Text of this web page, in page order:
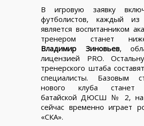
В игровую заявку
футболистов, каждый из
является воспитанником
тренером станет
Владимир Зиновьев,
лицензией PRO.
тренерского штаба
специалисты. Базовым
нового клуба станет
батайской ДЮСШ № 2, на
сейчас временно играет
«СКА».